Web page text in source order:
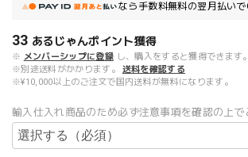
なら 手数料無料の翌月払いで
33 あるじゃんポイント獲得
※ メンバーシップに登録 し、購入をすると獲得できます。
※別途送料がかかります。
送料を確認する
※¥10,000以上のご注文で国内送料が無料になります。
輸入仕入れ商品のため必ず注意事項を確認の上で